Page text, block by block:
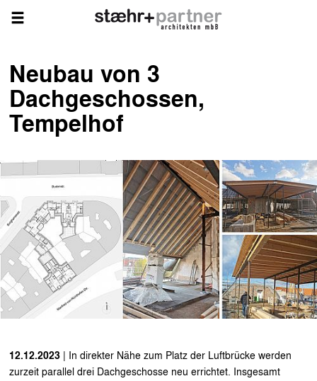
Neubau von 3
Dachgeschossen,
Tempelhof
12.12.2023 | In direkter Nähe zum Platz der Luftbrücke werden
zurzeit parallel drei Dachgeschosse neu errichtet. Insgesamt